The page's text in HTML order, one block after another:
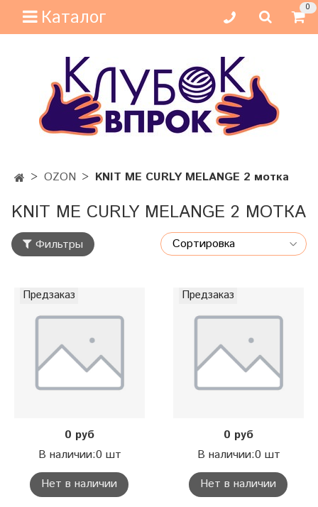
Каталог 0
OZON KNIT ME CURLY MELANGE 2 мотка
KNIT ME CURLY MELANGE 2 МОТКА
Фильтры
Предзаказ
0 руб
В наличии:0 шт
Нет в наличии
Предзаказ
0 руб
В наличии:0 шт
Нет в наличии